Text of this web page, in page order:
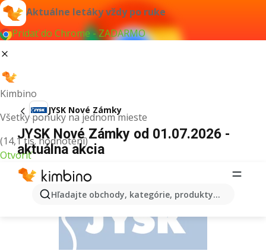
Aktuálne letáky vždy po ruke
Pridať do Chrome - ZADARMO
Kimbino
Všetky ponuky na jednom mieste
(14,1 tis. hodnotení)
Otvoriť
Hľadajte obchody, kategórie, produkty...
JYSK Nové Zámky
JYSK Nové Zámky od 01.07.2026 -
aktuálna akcia